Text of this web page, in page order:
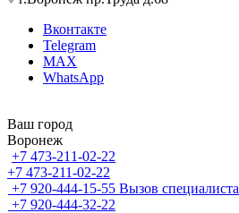
Вконтакте
Telegram
MAX
WhatsApp
Ваш город
Воронеж
+7 473-211-02-22
+7 473-211-02-22
+7 920-444-15-55 Вызов специалиста
+7 920-444-32-22